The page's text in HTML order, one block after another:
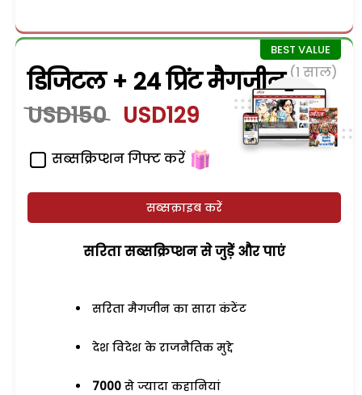
डिजिटल + 24 प्रिंट मैगजीन (1 साल)
USD150 USD129
सब्सक्रिप्शन गिफ्ट करें
सब्सक्राइब करें
सरिता सब्सक्रिप्शन से जुड़ेें और पाएं
सरिता मैगजीन का सारा कंटेंट
देश विदेश के राजनैतिक मुद्दे
7000 से ज्यादा कहानियां